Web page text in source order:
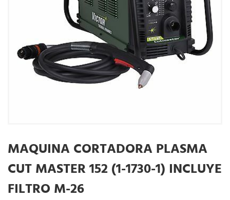
MAQUINA CORTADORA PLASMA
CUT MASTER 152 (1-1730-1) INCLUYE
FILTRO M-26